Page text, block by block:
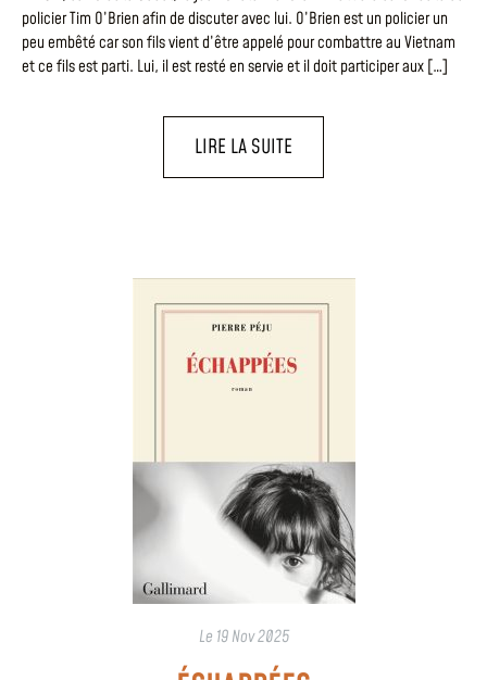
policier Tim O’Brien afin de discuter avec lui. O’Brien est un policier un
peu embêté car son fils vient d’être appelé pour combattre au Vietnam
et ce fils est parti. Lui, il est resté en servie et il doit participer aux […]
LIRE LA SUITE
Le 19 Nov 2025